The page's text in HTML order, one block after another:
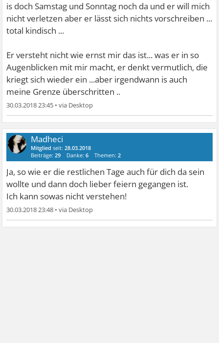
is doch Samstag und Sonntag noch da und er will mich
nicht verletzen aber er lässt sich nichts vorschreiben ...
total kindisch ...
Er versteht nicht wie ernst mir das ist... was er in so
Augenblicken mit mir macht, er denkt vermutlich, die
kriegt sich wieder ein ...aber irgendwann is auch
meine Grenze überschritten ..
30.03.2018 23:45 •
Madheci
Mitglied seit:28.03.2018
Beiträge:29 Danke:6 Themen:2
Ja, so wie er die restlichen Tage auch für dich da sein
wollte und dann doch lieber feiern gegangen ist.
Ich kann sowas nicht verstehen!
30.03.2018 23:48 •